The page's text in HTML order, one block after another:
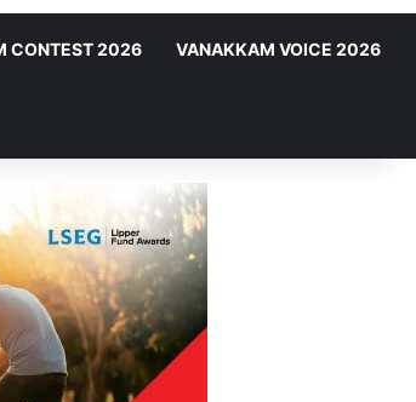
CONTEST 2026 VANAKKAM VOICE 2026